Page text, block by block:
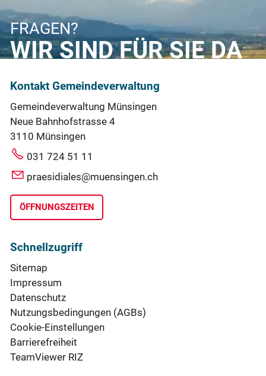
FRAGEN?
WIR SIND FÜR SIE DA
Kontakt Gemeindeverwaltung
Gemeindeverwaltung Münsingen
Neue Bahnhofstrasse 4
3110 Münsingen
031 724 51 11
praesidiales@muensingen.ch
ÖFFNUNGSZEITEN
Schnellzugriff
Sitemap
Impressum
Datenschutz
Nutzungsbedingungen (AGBs)
Cookie-Einstellungen
Barrierefreiheit
TeamViewer RIZ